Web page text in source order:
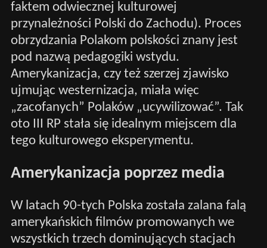
faktem odwiecznej kulturowej
przynależności Polski do Zachodu). Proces
obrzydzania Polakom polskości znany jest
pod nazwą pedagogiki wstydu.
Amerykanizacja, czy też szerzej zjawisko
ujmując westernizacja, miała więc
„zacofanych” Polaków „ucywilizować”. Tak
oto III RP stała się idealnym miejscem dla
tego kulturowego eksperymentu.
Amerykanizacja poprzez media
W latach 90-tych Polska została zalana falą
amerykańskich filmów promowanych we
wszystkich trzech dominujących stacjach